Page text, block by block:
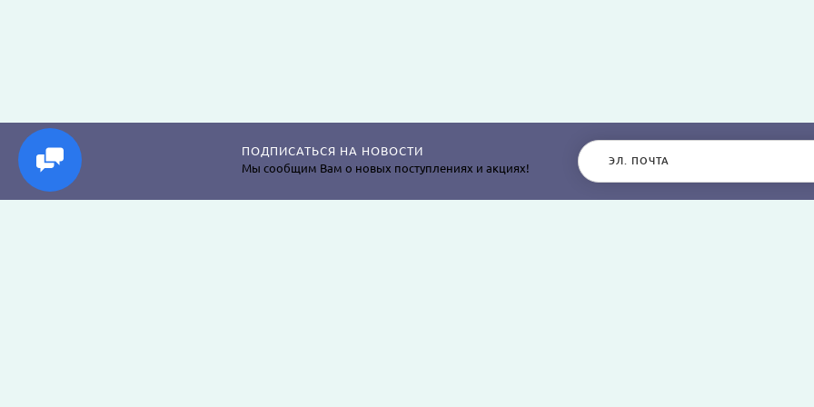
ПОДПИСАТЬСЯ НА НОВОСТИ
Мы сообщим Вам о новых поступлениях и акциях!